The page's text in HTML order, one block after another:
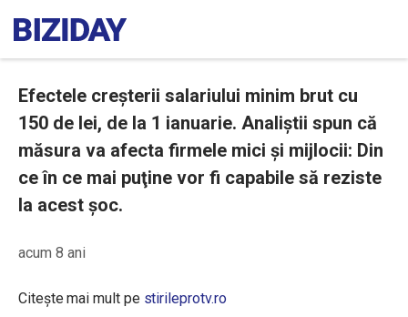
Efectele creșterii salariului minim brut cu
150 de lei, de la 1 ianuarie. Analiștii spun că
măsura va afecta firmele mici și mijlocii: Din
ce în ce mai puţine vor fi capabile să reziste
la acest şoc.
acum 8 ani
Citește mai mult pe stirileprotv.ro